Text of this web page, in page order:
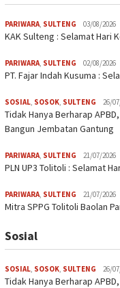
PARIWARA, SULTENG 03/08/2026
KAK Sulteng : Selamat Hari
PARIWARA, SULTENG 02/08/2026
PT. Fajar Indah Kusuma :
SOSIAL, SOSOK, SULTENG 26/
Tidak Hanya Berharap
Bangun Jembatan Gantung
PARIWARA, SULTENG 21/07/2026
PLN UP3 Tolitoli : Selamat
PARIWARA, SULTENG 21/07/2026
Mitra SPPG Tolitoli Baolan
Sosial
SOSIAL SOSOK SULTENG 26/
Tidak Hanya Berharap